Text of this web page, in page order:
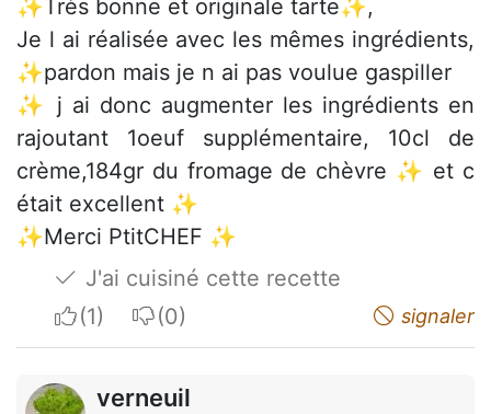
✨Très bonne et originale tarte✨,
Je l ai réalisée avec les mêmes ingrédients,
✨pardon mais je n ai pas voulue gaspiller
✨ j ai donc augmenter les ingrédients en
rajoutant 1oeuf supplémentaire, 10cl de
crème,184gr du fromage de chèvre ✨ et c
était excellent ✨
✨Merci PtitCHEF ✨
J'ai cuisiné cette recette
I apreciateI do not appreciate signaler
verneuil